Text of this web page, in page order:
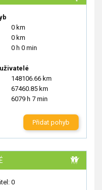
0 km
0 km
0 h 0 min
148106.66 km
67460.85 km
6079 h 7 min
Přidat pohyb
0